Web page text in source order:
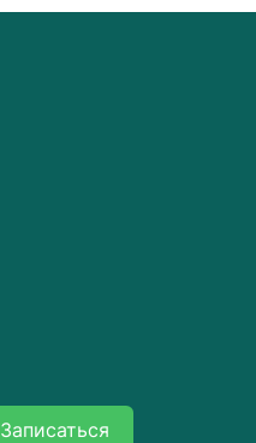
Записаться